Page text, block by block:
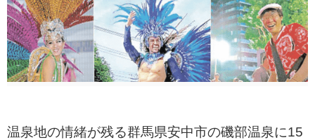
温泉地の情緒が残る群馬県安中市の磯部温泉に15